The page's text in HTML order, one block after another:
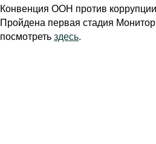
Конвенция ООН против
Пройдена первая стадия
посмотретьздесь.